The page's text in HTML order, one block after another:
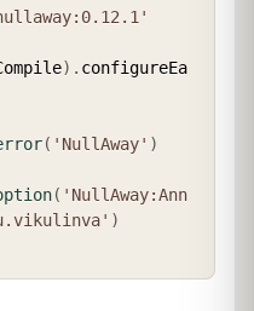
) . configureEa
( 'NullAway' )
( 'NullAway:Ann
)